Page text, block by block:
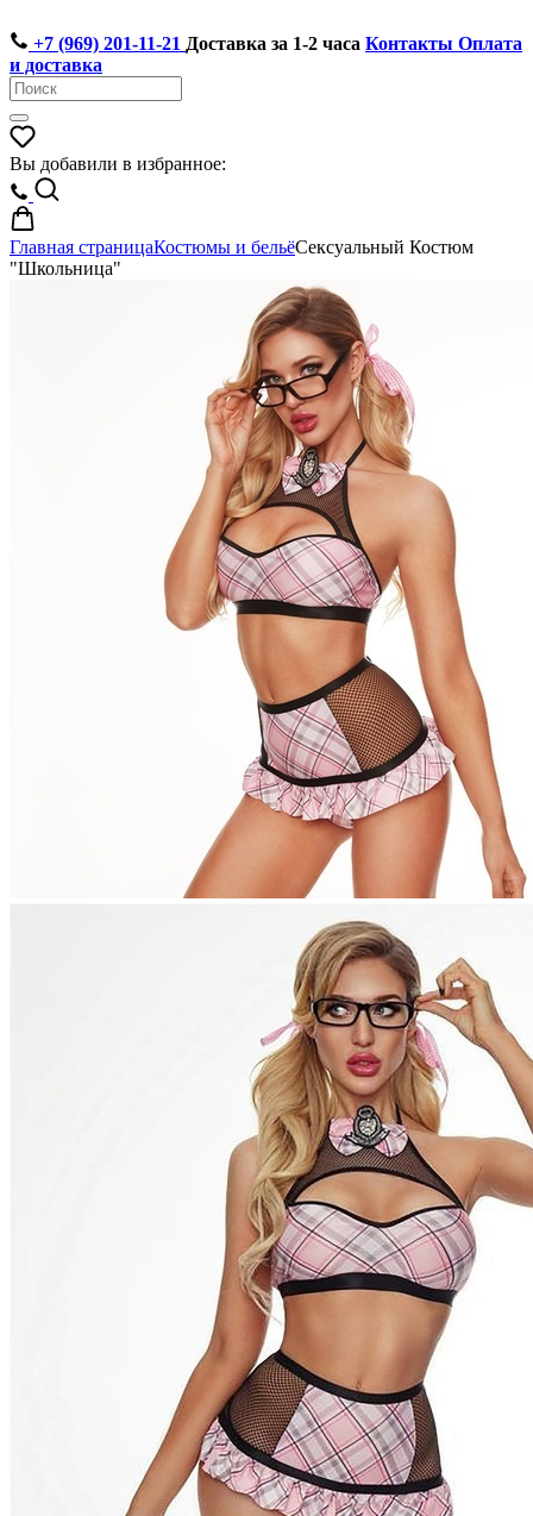
+7 (969) 201-11-21 Доставка за 1-2 часа Контакты Оплата
и доставка
Вы добавили в избранное:
Главная страницаКостюмы и бельёСексуальный Костюм
"Школьница"